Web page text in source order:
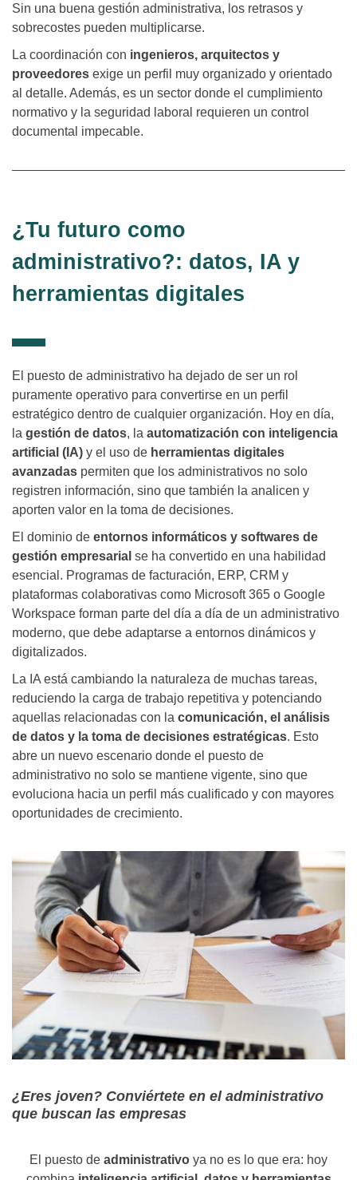
Sin una buena gestión administrativa, los retrasos y
sobrecostes pueden multiplicarse.
La coordinación con ingenieros, arquitectos y
proveedores exige un perfil muy organizado y orientado
al detalle. Además, es un sector donde el cumplimiento
normativo y la seguridad laboral requieren un control
documental impecable.
¿Tu futuro como
administrativo?: datos, IA y
herramientas digitales
El puesto de administrativo ha dejado de ser un rol
puramente operativo para convertirse en un perfil
estratégico dentro de cualquier organización. Hoy en día,
la gestión de datos, la automatización con inteligencia
artificial (IA) y el uso de herramientas digitales
avanzadas permiten que los administrativos no solo
registren información, sino que también la analicen y
aporten valor en la toma de decisiones.
El dominio de entornos informáticos y softwares de
gestión empresarial se ha convertido en una habilidad
esencial. Programas de facturación, ERP, CRM y
plataformas colaborativas como Microsoft 365 o Google
Workspace forman parte del día a día de un administrativo
moderno, que debe adaptarse a entornos dinámicos y
digitalizados.
La IA está cambiando la naturaleza de muchas tareas,
reduciendo la carga de trabajo repetitiva y potenciando
aquellas relacionadas con la comunicación, el análisis
de datos y la toma de decisiones estratégicas. Esto
abre un nuevo escenario donde el puesto de
administrativo no solo se mantiene vigente, sino que
evoluciona hacia un perfil más cualificado y con mayores
oportunidades de crecimiento.
¿Eres joven? Conviértete en el administrativo
que buscan las empresas
El puesto de administrativo ya no es lo que era: hoy